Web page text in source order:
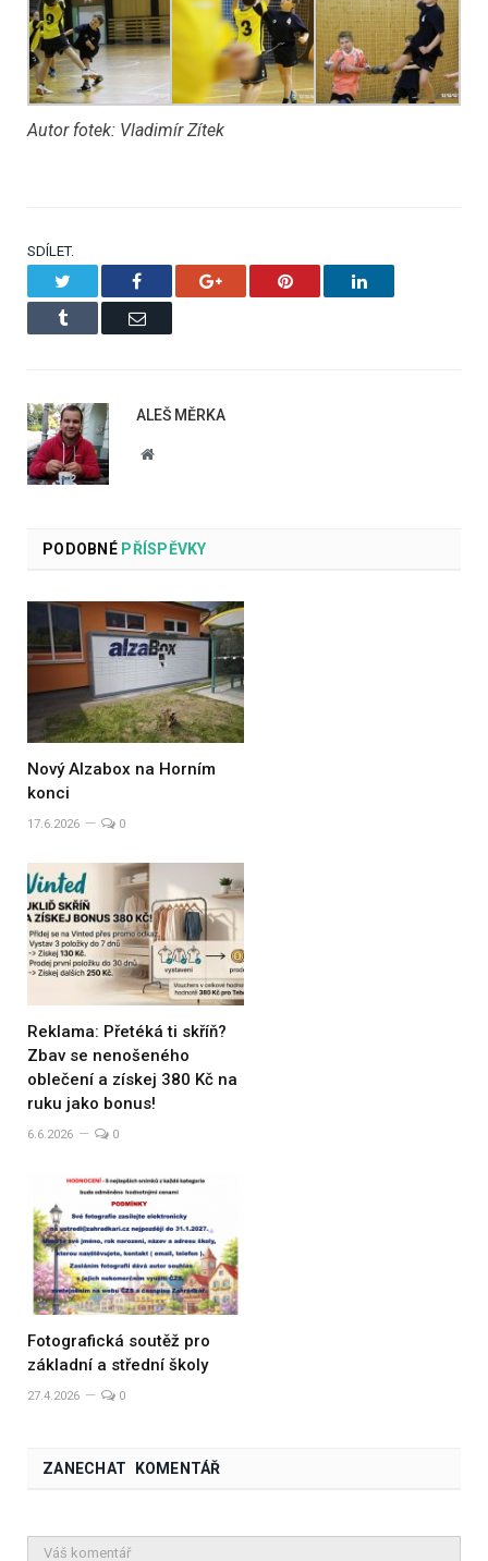
Autor fotek: Vladimír Zítek
SDÍLET.
Facebook Google+ Pinterest LinkedIn
Tumblr Email
ALEŠ MĚRKA
Website
PODOBNÉPŘÍSPĚVKY
Nový Alzabox na Horním
konci
17.6.2026 0
Reklama: Přetéká ti skříň?
Zbav se nenošeného
oblečení a získej 380 Kč na
ruku jako bonus!
6.6.2026 0
Fotografická soutěž pro
základní a střední školy
27.4.2026 0
ZANECHAT KOMENTÁŘ